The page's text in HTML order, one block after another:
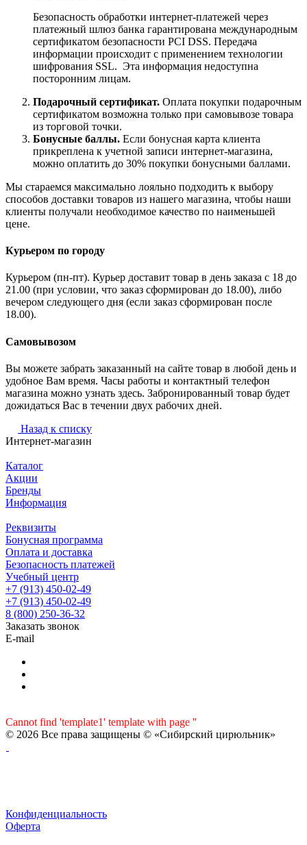
Безопасность обработки интернет-платежей через
платежный шлюз банка гарантирована международным
сертификатом безопасности PCI DSS. Передача
информации происходит с применением технологии
шифрования SSL. Эта информация недоступна
посторонним лицам.
Подарочный сертификат. Оплата покупки подарочным
сертификатом возможна только при самовывозе товара
из торговой точки.
Бонусные баллы. Если бонусная карта клиента
прикреплена к учетной записи интернет-магазина,
можно оплатить до 30% покупки бонусными баллами.
Мы стараемся максимально лояльно подходить к выбору
способов доставки товаров из нашего магазина, чтобы наши
клиенты получали необходимое качество по наименьшей
цене.
Курьером по городу
Курьером (пн-пт). Курьер доставит товар в день заказа с 18 до
21.00 (при условии, что заказ сформирован до 18.00), либо
вечером следующего дня (если заказ сформирован после
18.00).
Самовывозом
Вы можете забрать заказанный на сайте товар в любой день и
удобное Вам время. Часы работы и контактный телефон
магазина можно узнать здесь. Забронированный товар будет
дожидаться Вас в течении двух рабочих дней.
Назад к списку
Интернет-магазин
Каталог
Акции
Бренды
Информация
Реквизиты
Бонусная программа
Оплата и доставка
Безопасность платежей
Учебный центр
+7 (913) 450-02-49
+7 (913) 450-02-49
8 (800) 250-36-32
Заказать звонок
E-mail
Cannot find 'template1' template with page ''
© 2026 Все права защищены © «Сибирский цирюльник»
Конфиденциальность
Оферта